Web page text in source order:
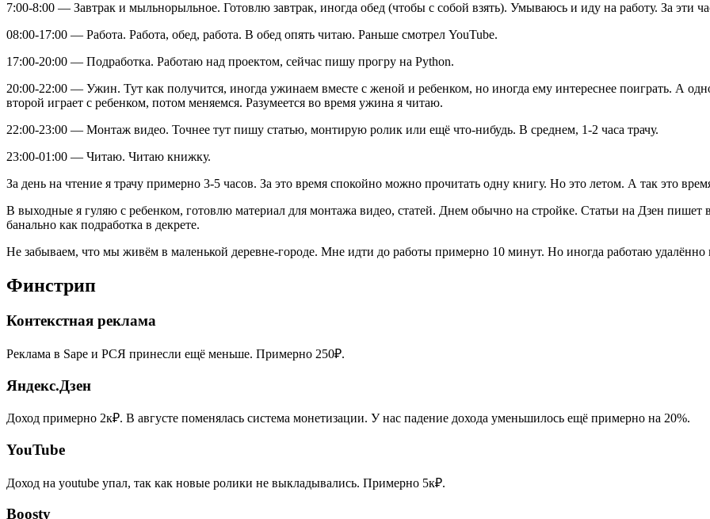
7:00-8:00 — Завтрак и мыльнорыльное. Готовлю завтрак, иногда обед (чтобы с собой взять). Умываюсь и иду на работу. За эти
08:00-17:00 — Работа. Работа, обед, работа. В обед опять читаю. Раньше смотрел YouTube.
17:00-20:00 — Подработка. Работаю над проектом, сейчас пишу прогру на Python.
20:00-22:00 — Ужин. Тут как получится, иногда ужинаем вместе с женой и ребенком, но иногда ему интереснее поиграть. А
второй играет с ребенком, потом меняемся. Разумеется во время ужина я читаю.
22:00-23:00 — Монтаж видео. Точнее тут пишу статью, монтирую ролик или ещё что-нибудь. В среднем, 1-2 часа трачу.
23:00-01:00 — Читаю. Читаю книжку.
За день на чтение я трачу примерно 3-5 часов. За это время спокойно можно прочитать одну книгу. Но это летом. А так это
В выходные я гуляю с ребенком, готовлю материал для монтажа видео, статей. Днем обычно на стройке. Статьи на Дзен пишет
банально как подработка в декрете.
Не забываем, что мы живём в маленькой деревне-городе. Мне идти до работы примерно 10 минут. Но иногда работаю удалённо
Финстрип
Контекстная реклама
Реклама в Sape и РСЯ принесли ещё меньше. Примерно 250₽.
Яндекс.Дзен
Доход примерно 2к₽. В августе поменялась система монетизации. У нас падение дохода уменьшилось ещё примерно на 20%.
YouTube
Доход на youtube упал, так как новые ролики не выкладывались. Примерно 5к₽.
Boosty